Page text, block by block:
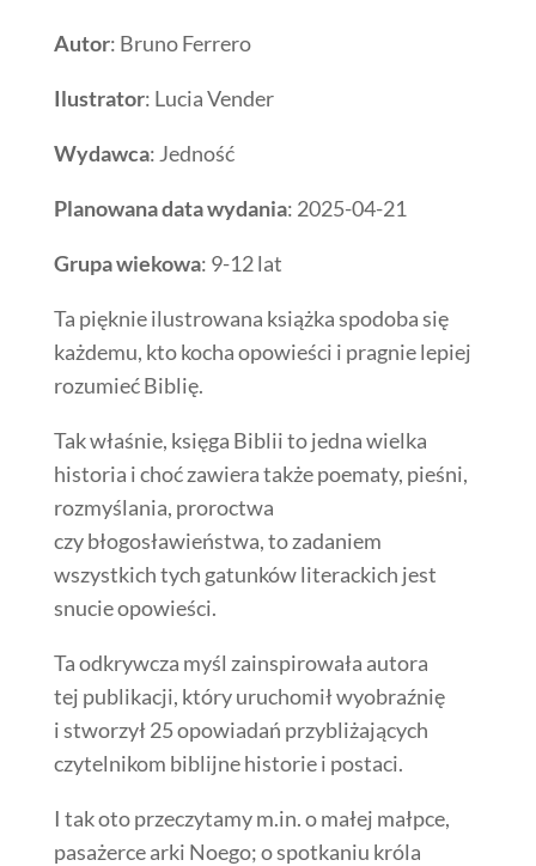
Autor: Bruno Ferrero
Ilustrator: Lucia Vender
Wydawca: Jedność
Planowana data wydania: 2025-04-21
Grupa wiekowa: 9-12 lat
Ta pięknie ilustrowana książka spodoba się
każdemu, kto kocha opowieści i pragnie lepiej
rozumieć Biblię.
Tak właśnie, księga Biblii to jedna wielka
historia i choć zawiera także poematy, pieśni,
rozmyślania, proroctwa
czy błogosławieństwa, to zadaniem
wszystkich tych gatunków literackich jest
snucie opowieści.
Ta odkrywcza myśl zainspirowała autora
tej publikacji, który uruchomił wyobraźnię
i stworzył 25 opowiadań przybliżających
czytelnikom biblijne historie i postaci.
I tak oto przeczytamy m.in. o małej małpce,
pasażerce arki Noego; o spotkaniu króla